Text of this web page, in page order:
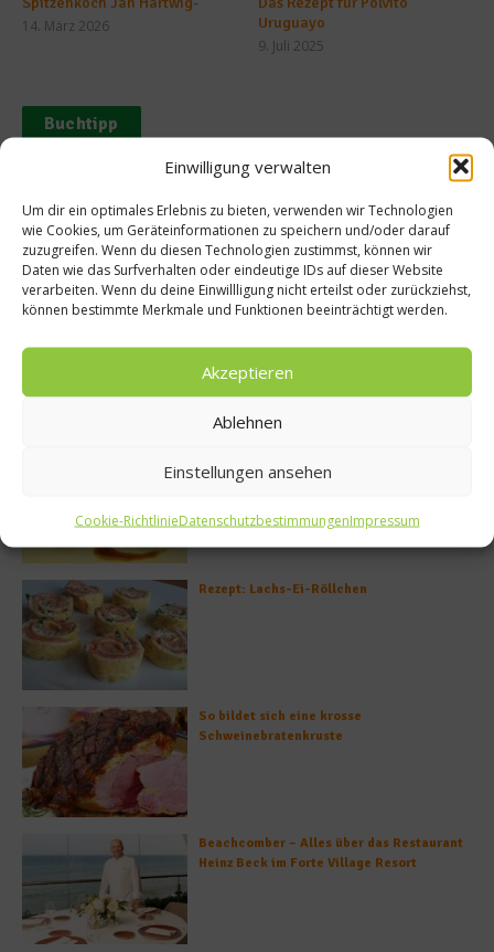
Einwilligung verwalten
Um dir ein optimales Erlebnis zu bieten, verwenden wir Technologien
wie Cookies, um Geräteinformationen zu speichern und/oder darauf
zuzugreifen. Wenn du diesen Technologien zustimmst, können wir
Daten wie das Surfverhalten oder eindeutige IDs auf dieser Website
verarbeiten. Wenn du deine Einwillligung nicht erteilst oder zurückziehst,
können bestimmte Merkmale und Funktionen beeinträchtigt werden.
Akzeptieren
Ablehnen
Einstellungen ansehen
Cookie-RichtlinieDatenschutzbestimmungenImpressum
14. März 2026
Uruguayo
9. Juli 2025
Buchtipp
Rezept: Deichlammrücken in der
Brotkruste auf Tomatenconfit und
Rezept: Lachs-Ei-Röllchen
So bildet sich eine krosse
Schweinebratenkruste
Beachcomber – Alles über das Restaurant
Heinz Beck im Forte Village Resort